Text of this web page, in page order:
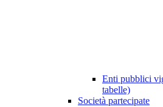
Enti pubblici
tabelle)
Società partecipate